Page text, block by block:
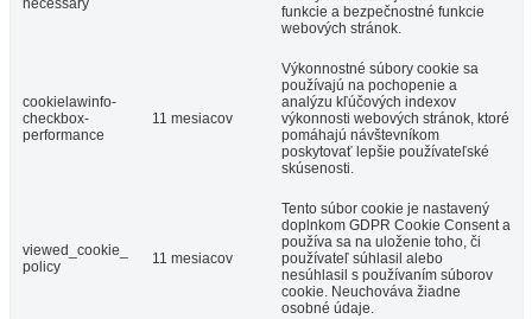
necessary
funkcie a bezpečnostné funkcie
webových stránok.
cookielawinfo-
checkbox-
performance
11 mesiacov
Výkonnostné súbory cookie sa
používajú na pochopenie a
analýzu kľúčových indexov
výkonnosti webových stránok, ktoré
pomáhajú návštevníkom
poskytovať lepšie používateľské
skúsenosti.
viewed_cookie_
policy
11 mesiacov
Tento súbor cookie je nastavený
doplnkom GDPR Cookie Consent a
používa sa na uloženie toho, či
používateľ súhlasil alebo
nesúhlasil s používaním súborov
cookie. Neuchováva žiadne
osobné údaje.